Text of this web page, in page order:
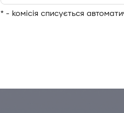
* - комісія списується